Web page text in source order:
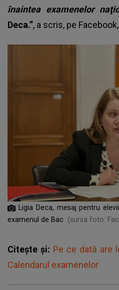
înaintea examenelor
Deca.”, a scris, pe
Ligia Deca, mesaj pentru
examenul de Bac
(sursa foto:
Citește și: Pe ce dată are
Calendarul examenelor